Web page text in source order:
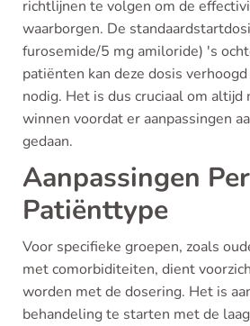
richtlijnen te volgen om de
waarborgen. De
furosemide/5 mg amiloride) 's
patiënten kan deze dosis
nodig. Het is dus cruciaal om altijd
winnen voordat er aanpassingen
gedaan.
Aanpassingen Per
Patiënttype
Voor specifieke groepen, zoals
met comorbiditeiten, dient
worden met de dosering. Het is
behandeling te starten met de